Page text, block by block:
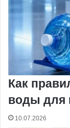
Как
воды для
10.07.2026